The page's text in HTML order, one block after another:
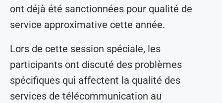
ont déjà été sanctionnées pour qualité de
service approximative cette année.
Lors de cette session spéciale, les
participants ont discuté des problèmes
spécifiques qui affectent la qualité des
services de télécommunication au